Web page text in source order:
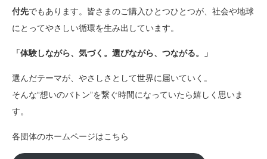
付先でもあります。皆さまのご購入ひとつひとつが、社会や地球
にとってやさしい循環を生み出しています。
「体験しながら、気づく。選びながら、つながる。」
選んだテーマが、やさしさとして世界に届いていく。
そんな“想いのバトン”を繋ぐ時間になっていたら嬉しく思いま
す。
各団体のホームページはこちら